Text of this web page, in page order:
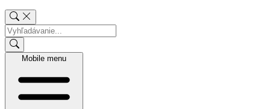
Mobile menu